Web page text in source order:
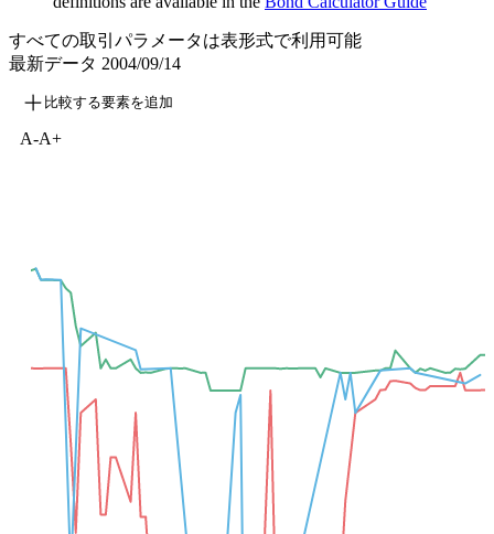
すべての取引パラメータは表形式で利用可能
最新データ 2004/09/14
比較する要素を追加